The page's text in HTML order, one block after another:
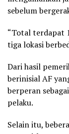
sebelum
“Total terdapat
tiga lokasi
Dari hasil
berinisial AF
berperan
pelaku.
Selain itu,